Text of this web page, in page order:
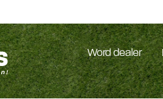
Word dealer